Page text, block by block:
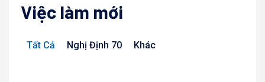
Việc làm mới
Tất Cả Nghị Định 70 Khác